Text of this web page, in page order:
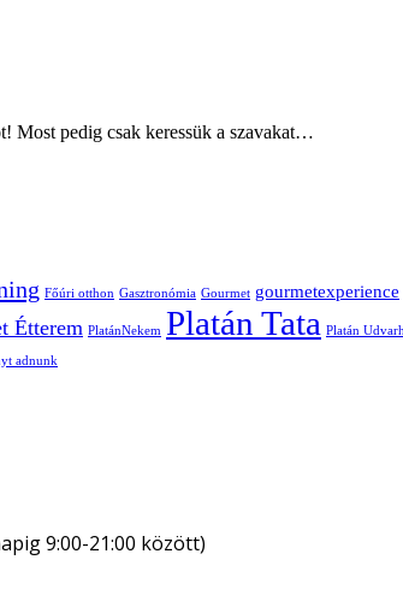
Most pedig csak keressük a szavakat…
Főúri otthon Gasztronómia Gourmet gourmetexperience
Étterem PlatánNekem Platán Tata Platán
adnunk
9:00-21:00 között)